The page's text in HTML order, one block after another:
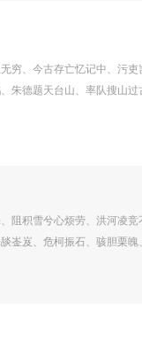
穷、今古存亡忆记中、污
朱德题天台山、率队搜山
阻积雪兮心烦劳、洪河凌
崟岌、危柯振石、骇胆栗